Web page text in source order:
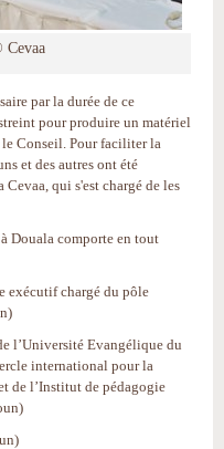
Cevaa
par la durée de ce
pour produire un matériel
Conseil. Pour faciliter la
et des autres ont été
qui s'est chargé de les
Douala comporte en tout
exécutif chargé du pôle
l’Université Evangélique du
international pour la
de l’Institut de pédagogie